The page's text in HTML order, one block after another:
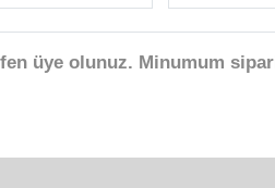
üye olunuz. Minumum